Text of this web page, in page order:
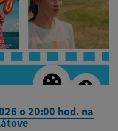
o 20:00 hod. na